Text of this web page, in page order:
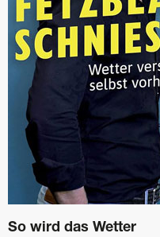
So wird das Wetter